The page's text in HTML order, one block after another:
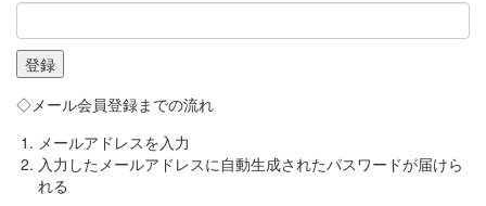
◇メール会員登録までの流れ
メールアドレスを入力
入力したメールアドレスに自動生成されたパスワードが届けら
れる